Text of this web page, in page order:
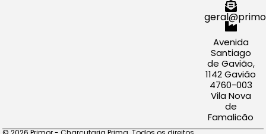
Avenida
Santiago
de Gavião,
1142 Gavião
4760-003
Vila Nova
de
Famalicão